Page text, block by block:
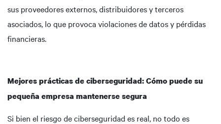
sus proveedores externos, distribuidores y terceros
asociados, lo que provoca violaciones de datos y pérdidas
financieras.
Mejores prácticas de ciberseguridad: Cómo puede su
pequeña empresa mantenerse segura
Si bien el riesgo de ciberseguridad es real, no todo es